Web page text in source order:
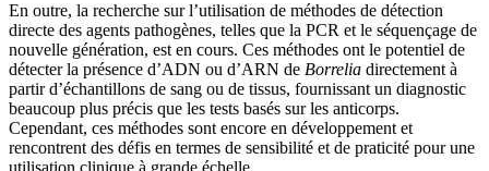
En outre, la recherche sur l’utilisation de méthodes de détection
directe des agents pathogènes, telles que la PCR et le séquençage de
nouvelle génération, est en cours. Ces méthodes ont le potentiel de
détecter la présence d’ADN ou d’ARN de Borrelia directement à
partir d’échantillons de sang ou de tissus, fournissant un diagnostic
beaucoup plus précis que les tests basés sur les anticorps.
Cependant, ces méthodes sont encore en développement et
rencontrent des défis en termes de sensibilité et de praticité pour une